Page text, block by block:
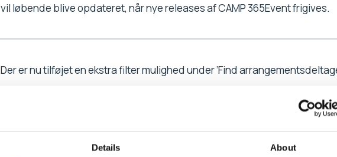
Details About
vil løbende blive opdateret, når nye releases af CAMP 365Event frigives.
Der er nu tilføjet en ekstra filter mulighed under ’Find